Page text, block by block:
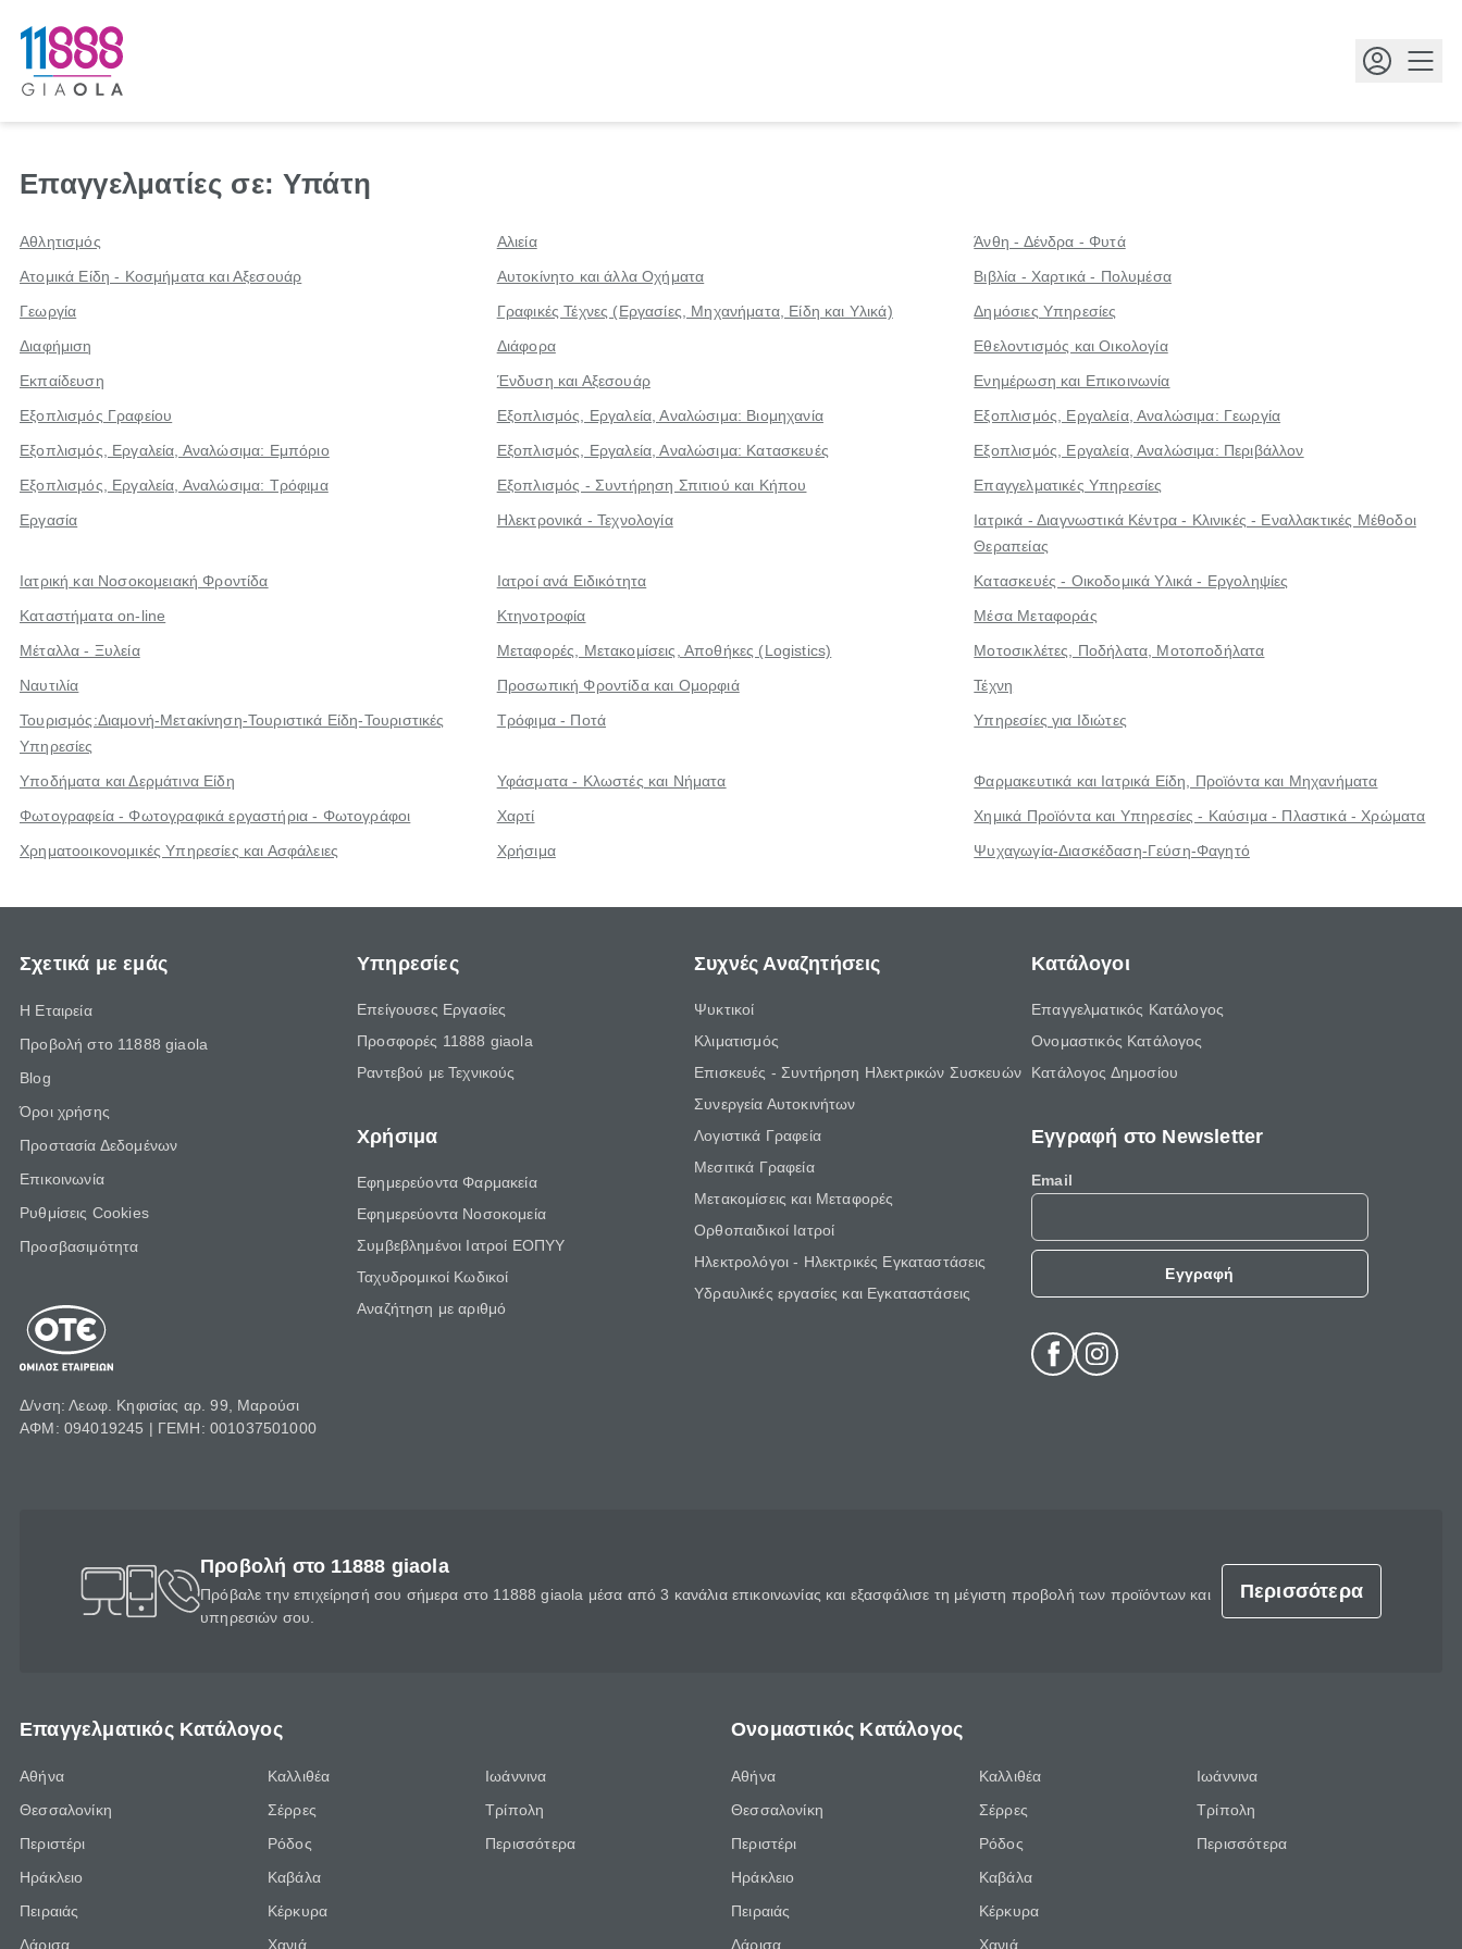
Επαγγελματίες σε: Υπάτη
Αθλητισμός Αλιεία
Άνθη - Δένδρα - Φυτά
Ατομικά Είδη - Κοσμήματα και Αξεσουάρ
Αυτοκίνητο και άλλα Οχήματα
Βιβλία - Χαρτικά - Πολυμέσα
Γεωργία
Γραφικές Τέχνες (Εργασίες, Μηχανήματα, Είδη και Υλικά)
Δημόσιες Υπηρεσίες
Διαφήμιση
Διάφορα
Εθελοντισμός και Οικολογία
Εκπαίδευση
Ένδυση και Αξεσουάρ
Ενημέρωση και Επικοινωνία
Εξοπλισμός Γραφείου
Εξοπλισμός, Εργαλεία, Αναλώσιμα: Βιομηχανία
Εξοπλισμός, Εργαλεία, Αναλώσιμα: Γεωργία
Εξοπλισμός, Εργαλεία, Αναλώσιμα: Εμπόριο
Εξοπλισμός, Εργαλεία, Αναλώσιμα: Κατασκευές
Εξοπλισμός, Εργαλεία, Αναλώσιμα: Περιβάλλον
Εξοπλισμός, Εργαλεία, Αναλώσιμα: Τρόφιμα
Εξοπλισμός - Συντήρηση Σπιτιού και Κήπου
Επαγγελματικές Υπηρεσίες
Εργασία
Ηλεκτρονικά - Τεχνολογία
Ιατρικά - Διαγνωστικά Κέντρα - Κλινικές - Εναλλακτικές Μέθοδοι
Θεραπείας
Ιατρική και Νοσοκομειακή Φροντίδα
Ιατροί ανά Ειδικότητα
Κατασκευές - Οικοδομικά Υλικά - Εργοληψίες
Καταστήματα on-line
Κτηνοτροφία
Μέσα Μεταφοράς
Μέταλλα - Ξυλεία
Μεταφορές, Μετακομίσεις, Αποθήκες (Logistics)
Μοτοσικλέτες, Ποδήλατα, Μοτοποδήλατα
Ναυτιλία
Προσωπική Φροντίδα και Ομορφιά
Τέχνη
Τουρισμός:Διαμονή-Μετακίνηση-Τουριστικά Είδη-Τουριστικές
Υπηρεσίες
Τρόφιμα - Ποτά Υπηρεσίες για Ιδιώτες
Υποδήματα και Δερμάτινα Είδη Υφάσματα - Κλωστές και Νήματα
Φαρμακευτικά και Ιατρικά Είδη, Προϊόντα και Μηχανήματα
Φωτογραφεία - Φωτογραφικά εργαστήρια - Φωτογράφοι
Χαρτί
Χημικά Προϊόντα και Υπηρεσίες - Καύσιμα - Πλαστικά - Χρώματα
Χρηματοοικονομικές Υπηρεσίες και Ασφάλειες
Χρήσιμα Ψυχαγωγία-Διασκέδαση-Γεύση-Φαγητό
Σχετικά με εμάς
Η Εταιρεία
Προβολή στο 11888 giaola
Blog
Όροι χρήσης
Προστασία Δεδομένων
Επικοινωνία
Ρυθμίσεις Cookies
Προσβασιμότητα
Δ/νση: Λεωφ. Κηφισίας αρ. 99, Μαρούσι
ΑΦΜ: 094019245 | ΓΕΜΗ: 001037501000
Υπηρεσίες
Επείγουσες Εργασίες
Προσφορές 11888 giaola
Ραντεβού με Τεχνικούς
Χρήσιμα
Εφημερεύοντα Φαρμακεία
Εφημερεύοντα Νοσοκομεία
Συμβεβλημένοι Ιατροί ΕΟΠΥΥ
Ταχυδρομικοί Κωδικοί
Αναζήτηση με αριθμό
Συχνές Αναζητήσεις
Ψυκτικοί
Κλιματισμός
Επισκευές - Συντήρηση Ηλεκτρικών Συσκευών
Συνεργεία Αυτοκινήτων
Λογιστικά Γραφεία
Μεσιτικά Γραφεία
Μετακομίσεις και Μεταφορές
Ορθοπαιδικοί Ιατροί
Ηλεκτρολόγοι - Ηλεκτρικές Εγκαταστάσεις
Υδραυλικές εργασίες και Εγκαταστάσεις
Κατάλογοι
Επαγγελματικός Κατάλογος
Ονομαστικός Κατάλογος
Κατάλογος Δημοσίου
Εγγραφή στο Newsletter
Email
Εγγραφή
Προβολή στο 11888 giaola
Πρόβαλε την επιχείρησή σου σήμερα στο 11888 giaola μέσα από 3 κανάλια επικοινωνίας και εξασφάλισε τη μέγιστη προβολή των προϊόντων και
υπηρεσιών σου.
Περισσότερα
Επαγγελματικός Κατάλογος
Αθήνα
Θεσσαλονίκη
Περιστέρι
Ηράκλειο
Πειραιάς
Λάρισα
Καλλιθέα
Σέρρες
Ρόδος
Καβάλα
Κέρκυρα
Χανιά
Ιωάννινα
Τρίπολη
Περισσότερα
Ονομαστικός Κατάλογος
Αθήνα
Θεσσαλονίκη
Περιστέρι
Ηράκλειο
Πειραιάς
Λάρισα
Καλλιθέα
Σέρρες
Ρόδος
Καβάλα
Κέρκυρα
Χανιά
Ιωάννινα
Τρίπολη
Περισσότερα